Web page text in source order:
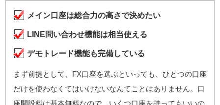
メイン口座は総合力の高さで決めたい
LINE問い合わせ機能は相当使える
デモトレード機能も完備している
まず前提として、FX口座を選ぶといっても、ひとつの口座
だけを使わなくてはいけないなんてことはありません。口